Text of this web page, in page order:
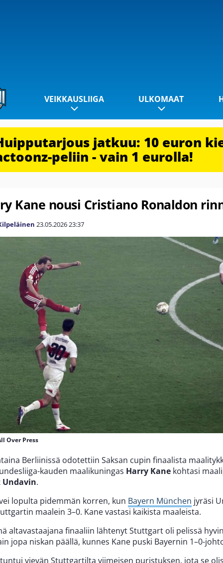
VEIKKAUSLIIGA ULKOMAAT
jatkuu: 10 euron
peliin - vain 1 eurolla!
Kane nousi Cristiano Ronaldon
23.05.202623:37
Over Press
Berliinissä odotettiin Saksan cupin finaalista
kauden maalikuningas Harry Kane kohtasi
Undavin.
lopulta pidemmän korren, kun Bayern München jyräsi
maalein 3–0. Kane vastasi kaikista maaleista.
altavastaajana finaaliin lähtenyt Stuttgart oli pelissä
jopa niskan päällä, kunnes Kane puski Bayernin 1–0-
vievän Stuttgartilta viimeisen puristuksen, jota se